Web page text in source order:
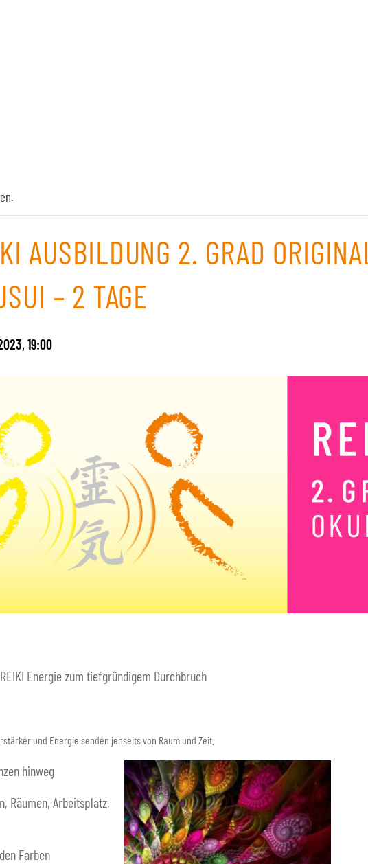
AUSBILDUNG 2. GRAD ORIGINAL
– 2 TAGE
19:00
Energie zum tiefgründigem Durchbruch
und Energie senden jenseits von Raum und Zeit.
hinweg
Räumen, Arbeitsplatz,
Farben